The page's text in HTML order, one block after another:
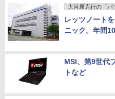
大河原克行の「パ
レッツノート
ニック。年間
MSI、第9世代
トなど